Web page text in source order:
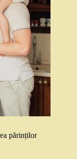
părinților